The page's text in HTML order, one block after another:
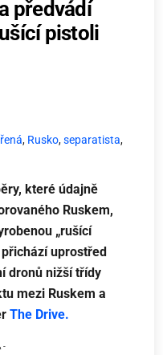
předvádí
pistoli
, Rusko,separatista,
které údajně
Ruskem,
„rušící
uprostřed
dronů nižší třídy
mezi Ruskem a
The Drive.